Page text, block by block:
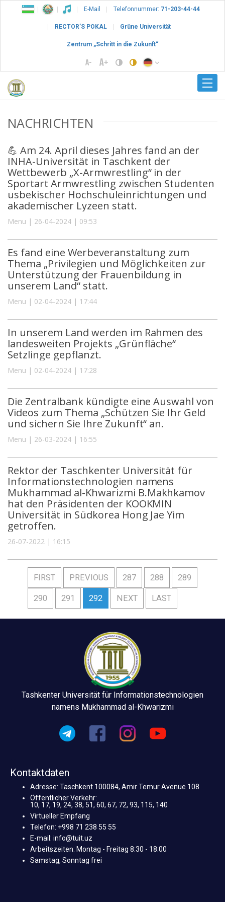
E-Mail Telefonnummer: 71-203-44-44
RECTOR’S POKAL Grüne Universität
Zentrum „Schritt in die Zukunft“
NACHRICHTEN
💪 Am 24. April dieses Jahres fand an der
INHA-Universität in Taschkent der
Wettbewerb „X-Armwrestling“ in der
Sportart Armwrestling zwischen Studenten
usbekischer Hochschuleinrichtungen und
akademischer Lyzeen statt.
Menu | 26-04-2024 | 09:53
Es fand eine Werbeveranstaltung zum
Thema „Privilegien und Möglichkeiten zur
Unterstützung der Frauenbildung in
unserem Land“ statt.
Menu | 02-04-2024 | 17:44
In unserem Land werden im Rahmen des
landesweiten Projekts „Grünfläche“
Setzlinge gepflanzt.
Menu | 02-04-2024 | 17:28
Die Zentralbank kündigte eine Auswahl von
Videos zum Thema „Schützen Sie Ihr Geld
und sichern Sie Ihre Zukunft“ an.
Menu | 26-03-2024 | 16:55
Rektor der Taschkenter Universität für
Informationstechnologien namens
Mukhammad al-Khwarizmi B.Makhkamov
hat den Präsidenten der KOOKMIN
Universität in Südkorea Hong Jae Yim
getroffen.
26-07-2022 | 16:15
FIRST PREVIOUS 287 288 289
290 291 292 NEXT LAST
Tashkenter Universität für Informationstechnologien
namens Mukhammad al-Khwarizmi
Kontaktdaten
Adresse: Taschkent 100084, Amir Temur Avenue 108
Öffentlicher Verkehr:
10, 17, 19, 24, 38, 51, 60, 67, 72, 93, 115, 140
Virtueller Empfang
Telefon: +998 71 238 55 55
E-mail: info@tuit.uz
Arbeitszeiten: Montag - Freitag 8:30 - 18:00
Samstag, Sonntag frei